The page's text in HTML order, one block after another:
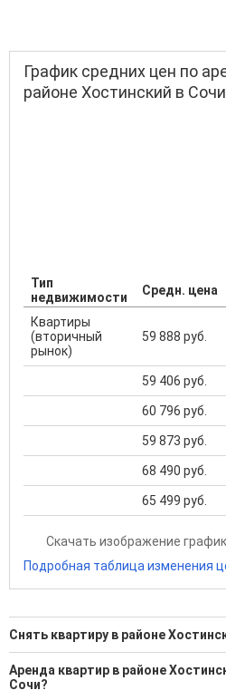
График средних цен по
районе Хостинский в Сочи
Тип
недвижимости
Средн. цена
Квартиры
(вторичный
рынок)
59 888 руб.
59 406 руб.
60 796 руб.
59 873 руб.
68 490 руб.
65 499 руб.
Скачать изображение
Подробная таблица изменения
Снять квартиру в районе
Поможем Снять квартиру в
240 актуальных и проверенных
Аренда квартир в районе
Сочи?